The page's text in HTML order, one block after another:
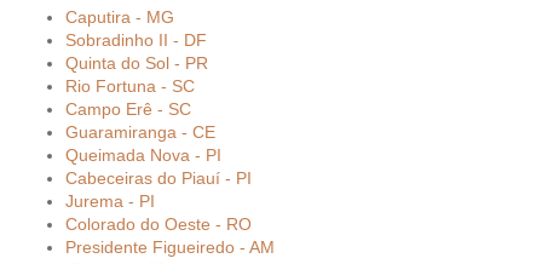
Caputira - MG
Sobradinho II - DF
Quinta do Sol - PR
Rio Fortuna - SC
Campo Erê - SC
Guaramiranga - CE
Queimada Nova - PI
Cabeceiras do Piauí - PI
Jurema - PI
Colorado do Oeste - RO
Presidente Figueiredo - AM